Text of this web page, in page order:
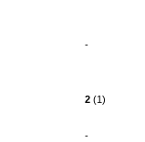
-
2 (1)
-